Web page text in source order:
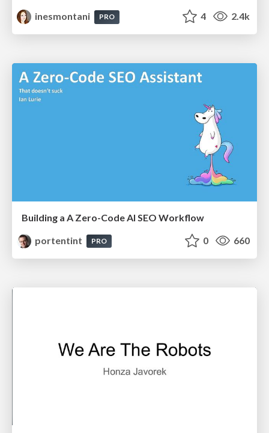
inesmontani
PRO 4 2.4k
Building a A Zero-Code AI SEO Workflow
portentint
PRO 0 660